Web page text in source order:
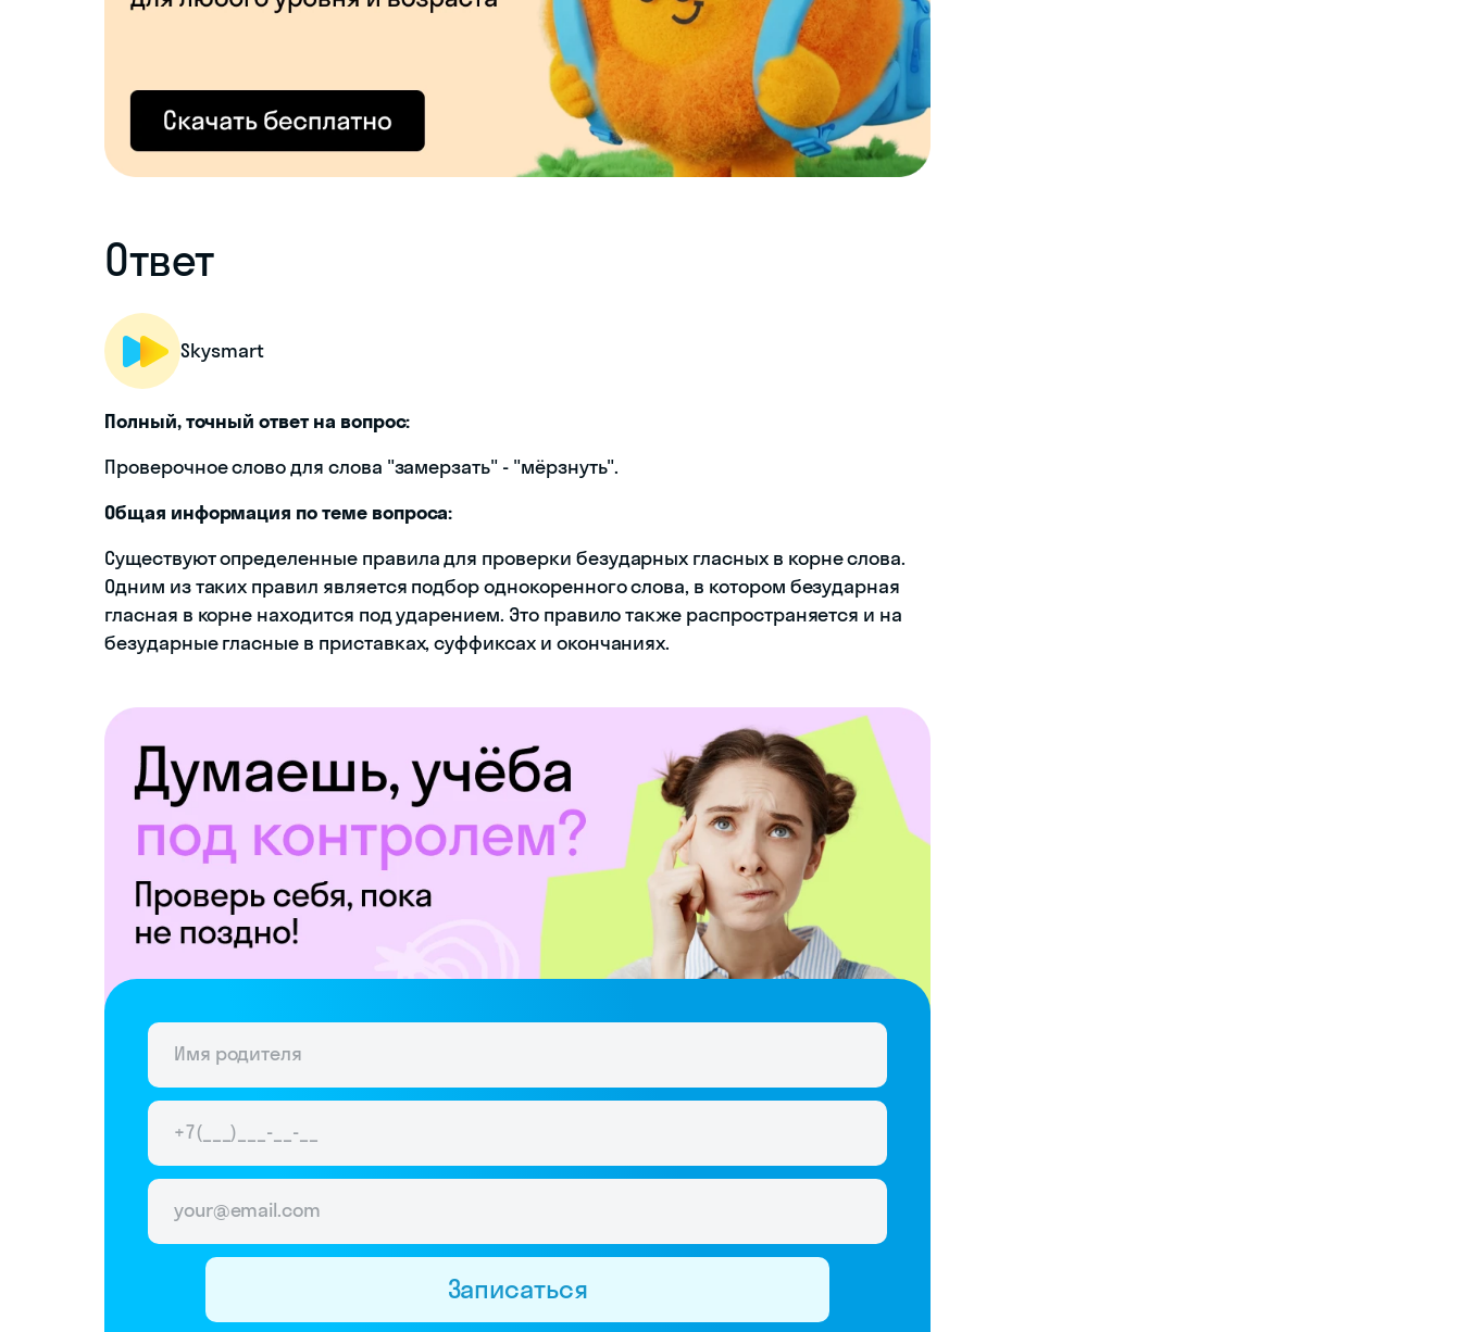
Ответ
Skysmart
Полный, точный ответ на вопрос:
Проверочное слово для слова "замерзать" - "мёрзнуть".
Общая информация по теме вопроса:
Существуют определенные правила для проверки безударных гласных в корне слова.
Одним из таких правил является подбор однокоренного слова, в котором безударная
гласная в корне находится под ударением. Это правило также распространяется и на
безударные гласные в приставках, суффиксах и окончаниях.
Записаться